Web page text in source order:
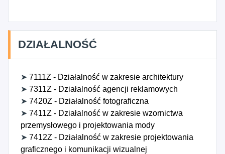
DZIAŁALNOŚĆ
➤ 7111Z - Działalność w zakresie architektury
➤ 7311Z - Działalność agencji reklamowych
➤ 7420Z - Działalność fotograficzna
➤ 7411Z - Działalność w zakresie wzornictwa
przemysłowego i projektowania mody
➤ 7412Z - Działalność w zakresie projektowania
graficznego i komunikacji wizualnej